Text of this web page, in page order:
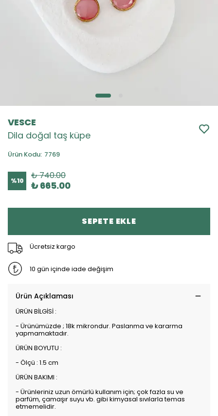
VESCE
Dila doğal taş küpe
Ürün Kodu: 7769
%10 ₺ 740.00
₺ 665.00
SEPETE EKLE
Ücretsiz kargo
10 gün içinde iade değişim
Ürün Açıklaması
ÜRÜN BİLGİSİ :
- Ürünümüzde ; 18k mikrondur. Paslanma ve kararma
yapmamaktadır.
ÜRÜN BOYUTU :
- Ölçü : 1.5 cm
ÜRÜN BAKIMI :
- Ürünleriniz uzun ömürlü kullanım için; çok fazla su ve
parfüm, çamaşır suyu vb. gibi kimyasal sıvılarla temas
etmemelidir.